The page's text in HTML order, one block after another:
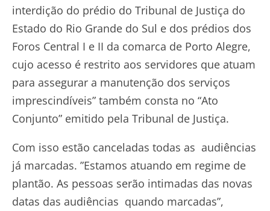
interdição do prédio do Tribunal de Justiça do
Estado do Rio Grande do Sul e dos prédios dos
Foros Central I e II da comarca de Porto Alegre,
cujo acesso é restrito aos servidores que atuam
para assegurar a manutenção dos serviços
imprescindíveis” também consta no “Ato
Conjunto” emitido pela Tribunal de Justiça.
Com isso estão canceladas todas as audiências
já marcadas. ”Estamos atuando em regime de
plantão. As pessoas serão intimadas das novas
datas das audiências quando marcadas”,